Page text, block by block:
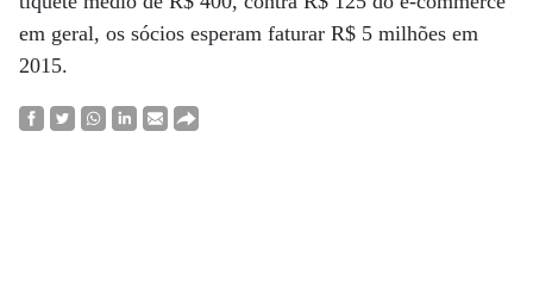
em geral, os sócios esperam faturar R$ 5 milhões em
2015.